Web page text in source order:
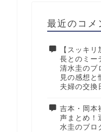
最近のコメ
【スッキ
長とのミー
清水圭のブ
見の感想と
夫婦の交換
吉本・岡本
声まとめ！
水圭のブロ